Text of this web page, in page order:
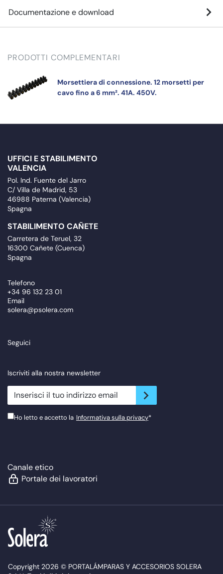
Documentazione e download
PRODOTTI COMPLEMENTARI
Morsettiera di connessione. 12 morsetti per
cavo fino a 6 mm². 41A. 450V.
UFFICI E STABILIMENTO
VALENCIA
Pol. Ind. Fuente del Jarro
C/ Villa de Madrid, 53
46988 Paterna (Valencia)
Spagna
STABILIMENTO CAÑETE
Carretera de Teruel, 32
16300 Cañete (Cuenca)
Spagna
Telefono
+34 96 132 23 01
Email
solera@psolera.com
Seguici
Iscriviti alla nostra newsletter
newsletter.suscribe
Ho letto e accetto la Informativa sulla privacy*
Canale etico
Portale dei lavoratori
Copyright 2026 © PORTALÁMPARAS Y ACCESORIOS SOLERA